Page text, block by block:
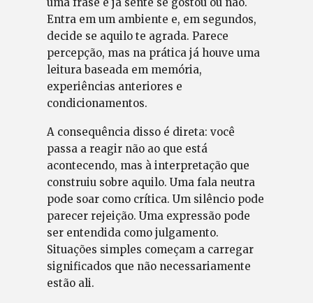
Entra em um ambiente e, em segundos,
decide se aquilo te agrada. Parece
percepção, mas na prática já houve uma
leitura baseada em memória,
experiências anteriores e
condicionamentos.
A consequência disso é direta: você
passa a reagir não ao que está
acontecendo, mas à interpretação que
construiu sobre aquilo. Uma fala neutra
pode soar como crítica. Um silêncio pode
parecer rejeição. Uma expressão pode
ser entendida como julgamento.
Situações simples começam a carregar
significados que não necessariamente
estão ali.